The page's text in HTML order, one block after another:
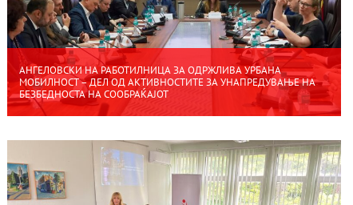
АНГЕЛОВСКИ НА РАБОТИЛНИЦА ЗА ОДРЖЛИВА УРБАНА
МОБИЛНОСТ – ДЕЛ ОД АКТИВНОСТИТЕ ЗА УНАПРЕДУВАЊЕ НА
БЕЗБЕДНОСТА НА СООБРАЌАЈОТ